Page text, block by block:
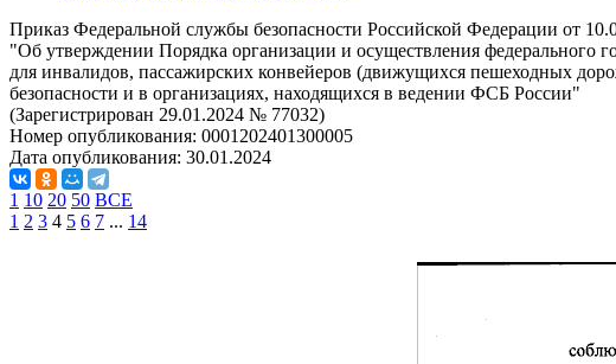
Приказ Федеральной службы безопасности Российской Федерации от
"Об утверждении Порядка организации и осуществления федерального
для инвалидов, пассажирских конвейеров (движущихся пешеходных
безопасности и в организациях, находящихся в ведении ФСБ России"
(Зарегистрирован 29.01.2024 № 77032)
Номер опубликования: 0001202401300005
Дата опубликования: 30.01.2024
1 10 20 50 ВСЕ
1 2 3 4 5 6 7 ... 14